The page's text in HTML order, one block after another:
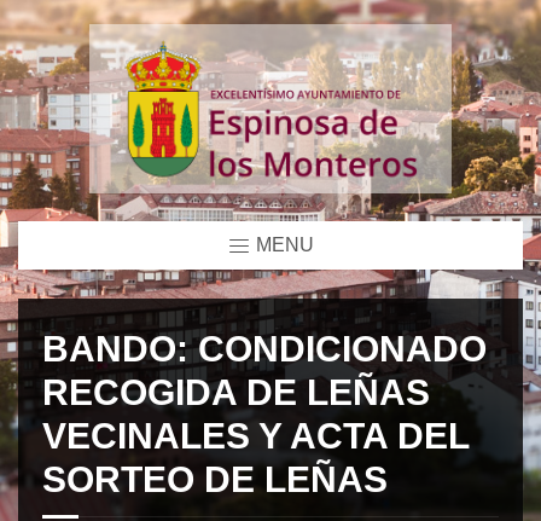
MENU
BANDO: CONDICIONADO
RECOGIDA DE LEÑAS
VECINALES Y ACTA DEL
SORTEO DE LEÑAS